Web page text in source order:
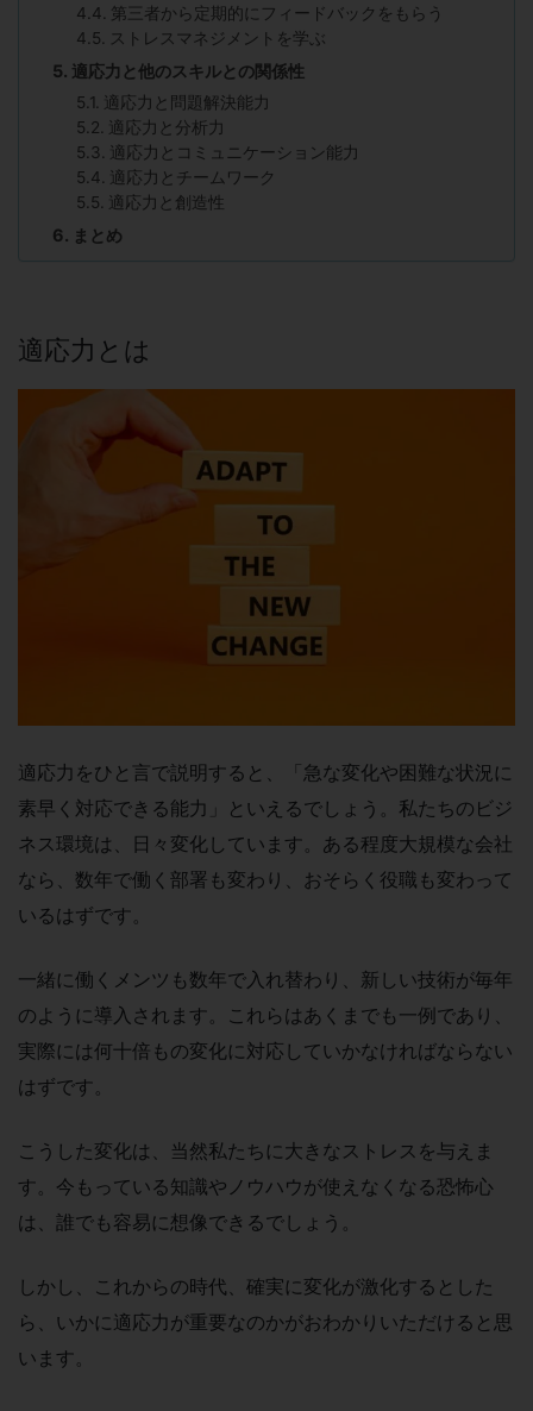
第三者から定期的にフィードバックをもらう
ストレスマネジメントを学ぶ
適応力と他のスキルとの関係性
適応力と問題解決能力
適応力と分析力
適応力とコミュニケーション能力
適応力とチームワーク
適応力と創造性
まとめ
適応力とは
適応力をひと言で説明すると、「急な変化や困難な状況に
素早く対応できる能力」といえるでしょう。私たちのビジ
ネス環境は、日々変化しています。ある程度大規模な会社
なら、数年で働く部署も変わり、おそらく役職も変わって
いるはずです。
一緒に働くメンツも数年で入れ替わり、新しい技術が毎年
のように導入されます。これらはあくまでも一例であり、
実際には何十倍もの変化に対応していかなければならない
はずです。
こうした変化は、当然私たちに大きなストレスを与えま
す。今もっている知識やノウハウが使えなくなる恐怖心
は、誰でも容易に想像できるでしょう。
しかし、これからの時代、確実に変化が激化するとした
ら、いかに適応力が重要なのかがおわかりいただけると思
います。